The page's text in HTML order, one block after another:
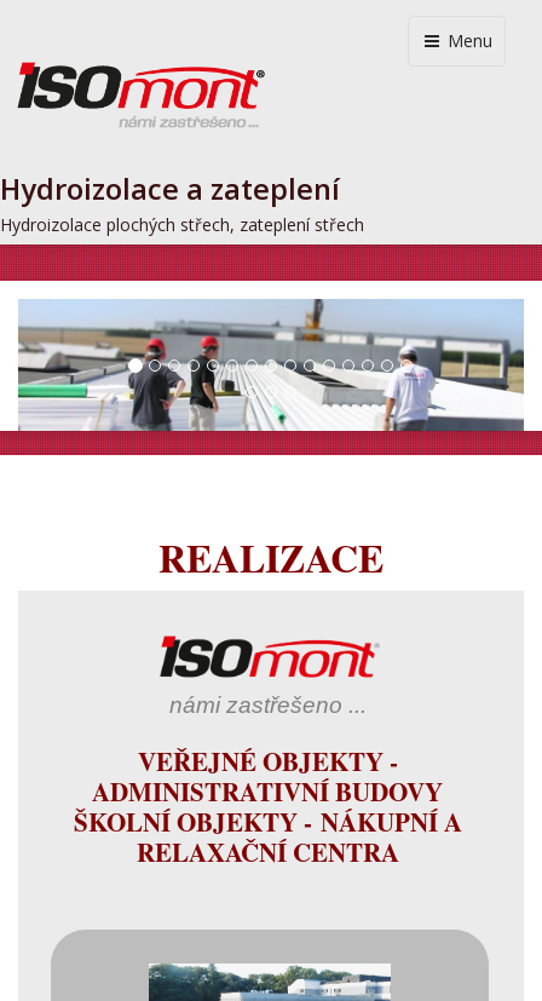
Menu
Hydroizolace a zateplení
Hydroizolace plochých střech, zateplení střech
REALIZACE
námi zastřešeno ...
VEŘEJNÉ OBJEKTY -
ADMINISTRATIVNÍ BUDOVY
ŠKOLNÍ OBJEKTY - NÁKUPNÍ A
RELAXAČNÍ CENTRA